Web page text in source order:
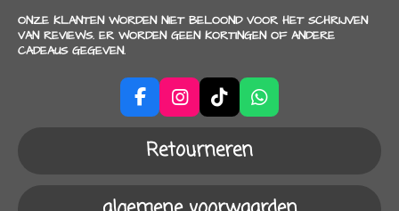
ONZE KLANTEN WORDEN NIET BELOOND VOOR HET SCHRIJVEN
VAN REVIEWS. ER WORDEN GEEN KORTINGEN OF ANDERE
CADEAUS GEGEVEN.
F
a
b
I
n
s
t
a
T
i
k
T
o
W
h
s
Retourneren